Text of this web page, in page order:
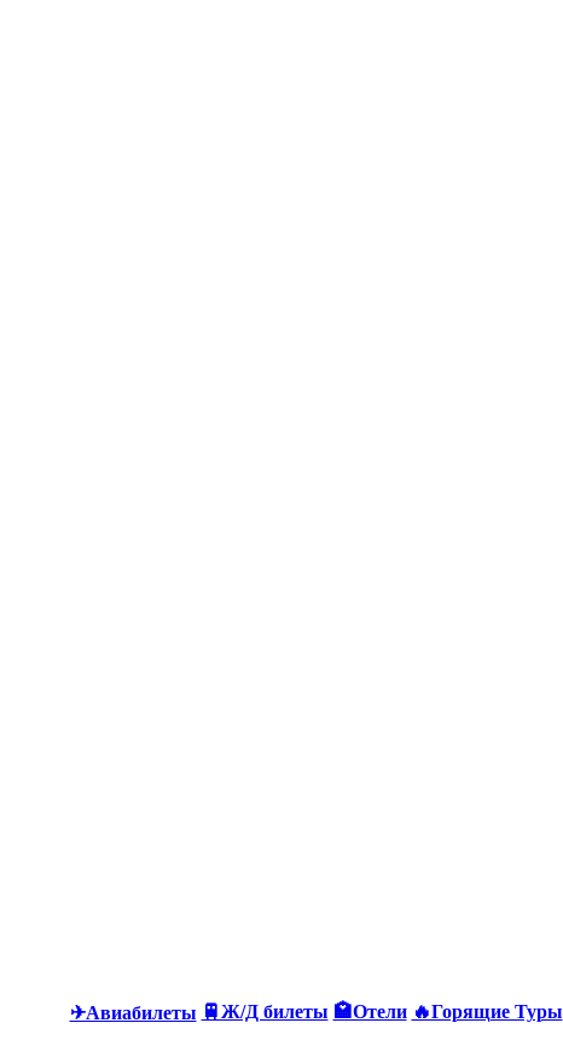
✈Авиабилеты 🚆Ж/Д билеты 🏩Отели 🔥Горящие Туры